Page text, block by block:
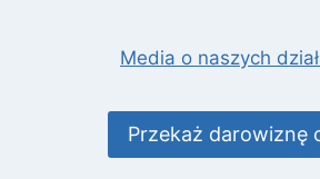
Media o naszych
Przekaż darowiznę